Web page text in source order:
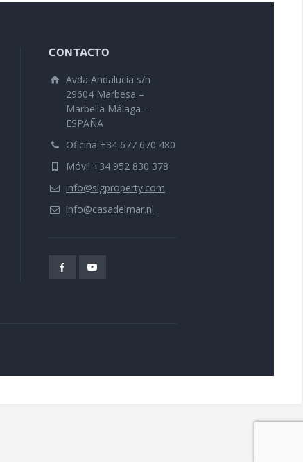
CONTACTO
Avda Andalucía s/n
29604 Marbesa –
Marbella Málaga –
ESPAÑA
Oficina +34 677 670 480
Móvil +34 952 830 378
info@slgproperty.com
info@casadelmar.nl